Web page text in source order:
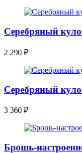
Серебряный
2 290 ₽
Серебряный
3 360 ₽
Брошь-